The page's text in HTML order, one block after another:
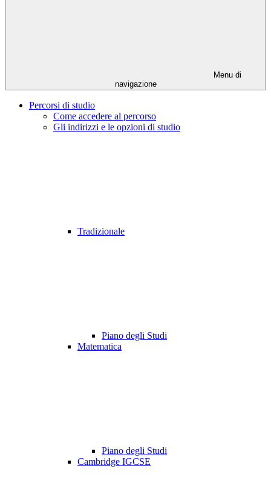
Menu di
navigazione
Percorsi di studio
Come accedere al percorso
Gli indirizzi e le opzioni di studio
Tradizionale
Piano degli Studi
Matematica
Piano degli Studi
Cambridge IGCSE